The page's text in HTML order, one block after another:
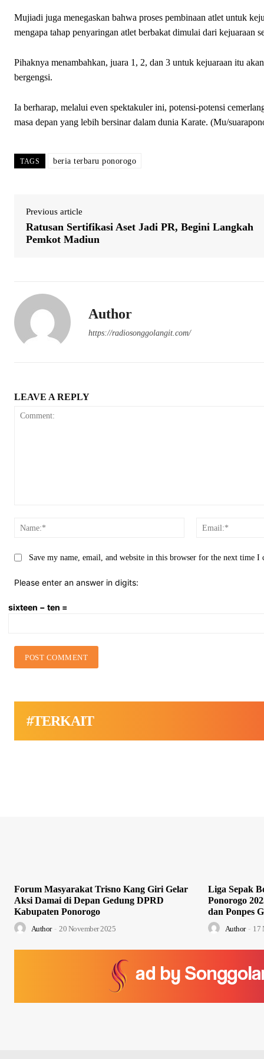
Mujiadi juga menegaskan bahwa proses pembinaan atlet untuk
mengapa tahap penyaringan atlet berbakat dimulai dari kejuaraan
Pihaknya menambahkan, juara 1, 2, dan 3 untuk kejuaraan itu
bergengsi.
Ia berharap, melalui even spektakuler ini, potensi-potensi
masa depan yang lebih bersinar dalam dunia Karate. (Mu/
TAGS beria terbaru ponorogo
Previous article
Ratusan Sertifikasi Aset Jadi PR, Begini Langkah
Pemkot Madiun
Author
https://radiosonggolangit.com/
LEAVE A REPLY
Name:*
Save my name, email, and website in this browser for the next time I
Please enter an answer in digits:
sixteen − ten =
#TERKAIT
Forum Masyarakat Trisno Kang Giri Gelar
Aksi Damai di Depan Gedung DPRD
Kabupaten Ponorogo
Author - 20 November 2025
Liga Sepak
Ponorogo
dan Ponpes
Author - 17